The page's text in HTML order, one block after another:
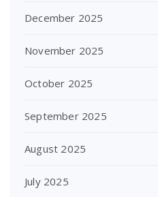
December 2025
November 2025
October 2025
September 2025
August 2025
July 2025